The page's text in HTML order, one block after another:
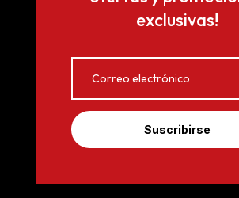
exclusivas!
Suscribirse